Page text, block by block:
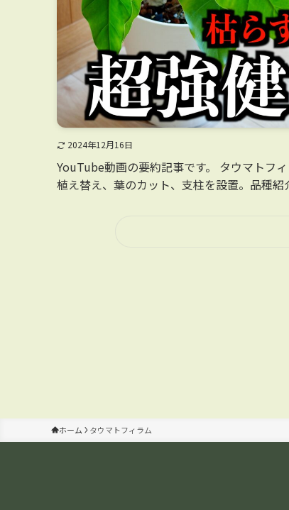
2024年12月16日
YouTube動画の要約記事です。 タウマト
植え替え、葉のカット、支柱を設置。品種紹
ホーム タウマトフィラム